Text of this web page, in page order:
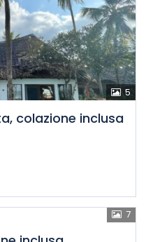
5
colazione inclusa
7